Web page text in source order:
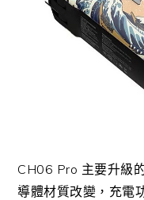
CH06 Pro 主要升級
導體材質改變，充電